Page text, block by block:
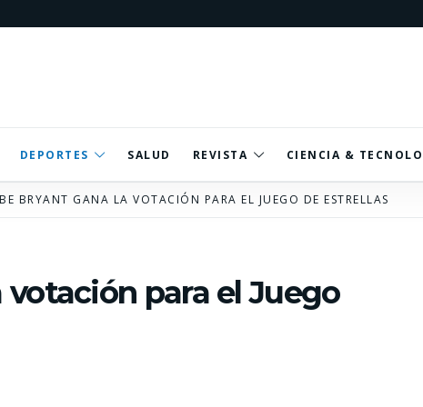
DEPORTES SALUD REVISTA CIENCIA &
BRYANT GANA LA VOTACIÓN PARA EL JUEGO DE ESTRELLAS
para el Juego